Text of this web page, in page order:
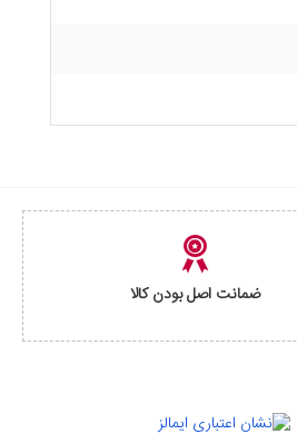
ضمانت اصل بودن کالا